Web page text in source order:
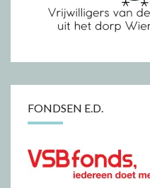
FONDSEN E.D.